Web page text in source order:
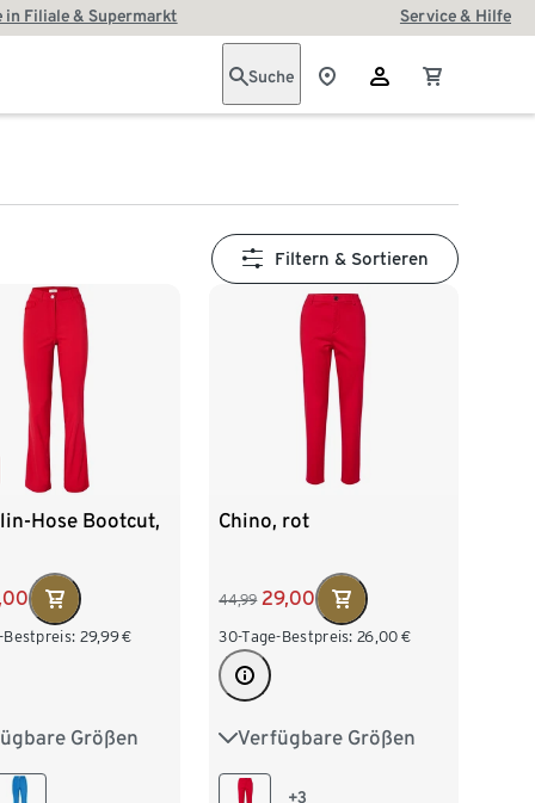
in Filiale & Supermarkt Service & Hilfe
Suche
Filtern & Sortieren
Hose Bootcut,
Bestpreis: 29,99€
Größen
38 40 42
46
Chino, rot
44,99 29,00
30-Tage-Bestpreis: 26,00 €
Verfügbare Größen
36 38 40 42
44 46
+3